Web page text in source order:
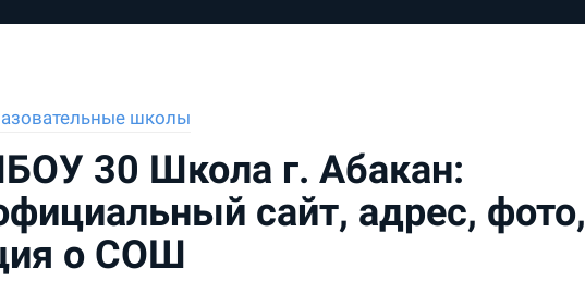
школы
30 Школа г. Абакан:
сайт, адрес, фото,
о СОШ